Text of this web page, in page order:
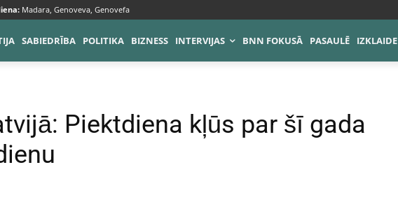
Madara, Genoveva, Genovefa
SABIEDRĪBA POLITIKA BIZNESS INTERVIJAS BNN FOKUSĀ PASAULĒ IZKLAIDE
Piektdiena kļūs par šī gada